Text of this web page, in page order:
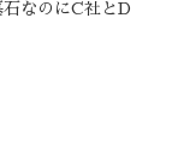
石なのにC社とD